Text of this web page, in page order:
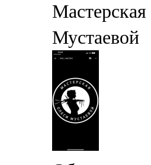
Мастерская
Мустаевой